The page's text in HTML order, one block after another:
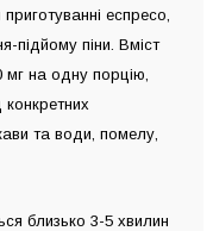
еспресо,
підйому піни. Вміст
на одну порцію,
та води, помелу,
близько 3-5 хвилин